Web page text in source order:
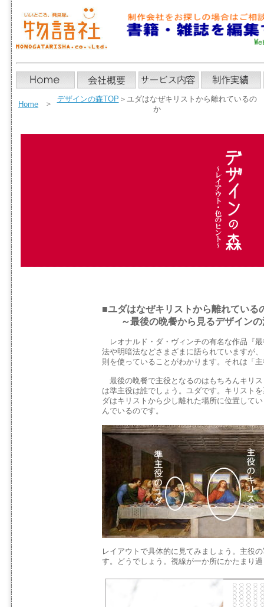
Home ＞
デザインの森TOP ＞ユダはなぜキリストから離れているの
か
■ユダはなぜキリストから離れている
～最後の晩餐から見るデザインの
レオナルド・ダ・ヴィンチの有名な作品『
法や明暗法などさまざまに語られていますが
則を使っていることがわかります。それは「
最後の晩餐で主役となるのはもちろんキリ
は準主役は誰でしょう。ユダです。キリスト
ダはキリストから少し離れた場所に位置して
んでいるのです。
レイアウトで具体的に見てみましょう。主役
す。どうでしょう。視線が一か所にかたまり